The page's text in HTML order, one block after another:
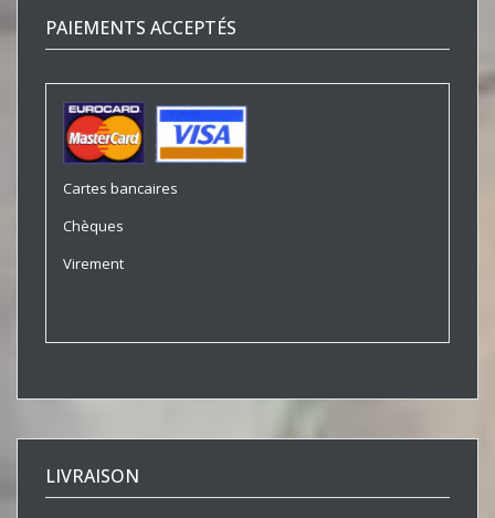
PAIEMENTS ACCEPTÉS
Cartes bancaires
Chèques
Virement
LIVRAISON